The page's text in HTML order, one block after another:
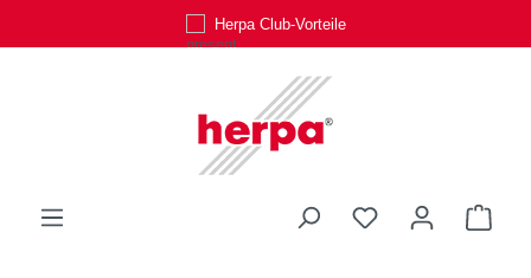
Zum Hauptinhalt springenHerpa Club-Vorteile
Du hast 0